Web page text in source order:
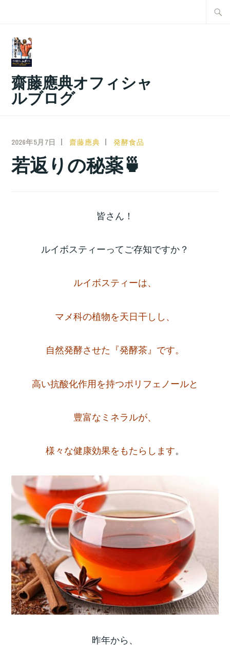
齋藤應典オフィシャ
ルブログ
2026年5月7日 齋藤應典 発酵食品
若返りの秘薬🍵
皆さん！
ルイボスティーってご存知ですか？
ルイボスティーは、
マメ科の植物を天日干しし、
自然発酵させた『発酵茶』です。
高い抗酸化作用を持つポリフェノールと
豊富なミネラルが、
様々な健康効果をもたらします。
昨年から、